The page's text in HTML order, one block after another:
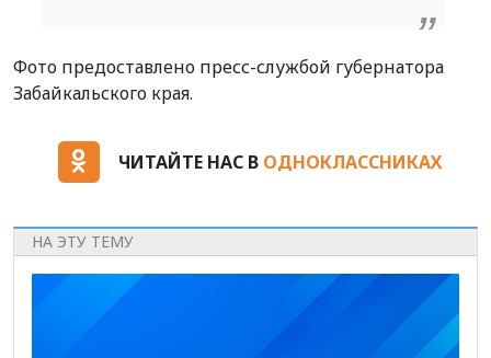
Фото предоставлено пресс-службой губернатора
Забайкальского края.
ЧИТАЙТЕ НАС В ОДНОКЛАССНИКАХ
НА ЭТУ ТЕМУ